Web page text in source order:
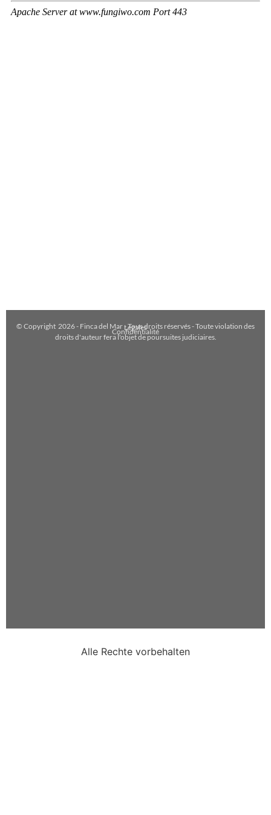
© Copyright 2026- Finca del Mar - Tous droits réservés - Toute violation des
droits d'auteur fera l'objet de poursuites judiciaires.
Légales
Confidentialité
Alle Rechte vorbehalten